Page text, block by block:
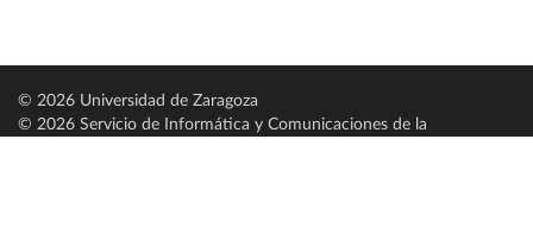
© 2026 Universidad de Zaragoza
© 2026 Servicio de Informática y Comunicaciones de la